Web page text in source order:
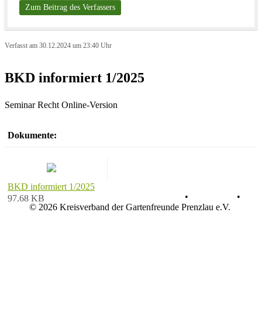
Zum Beitrag des Verfassers
Verfasst am 30.12.2024 um 23:40 Uhr
BKD informiert 1/2025
Seminar Recht Online-Version
Dokumente:
BKD informiert 1/2025
97.68 KB
•
•
© 2026 Kreisverband der Gartenfreunde Prenzlau e.V.